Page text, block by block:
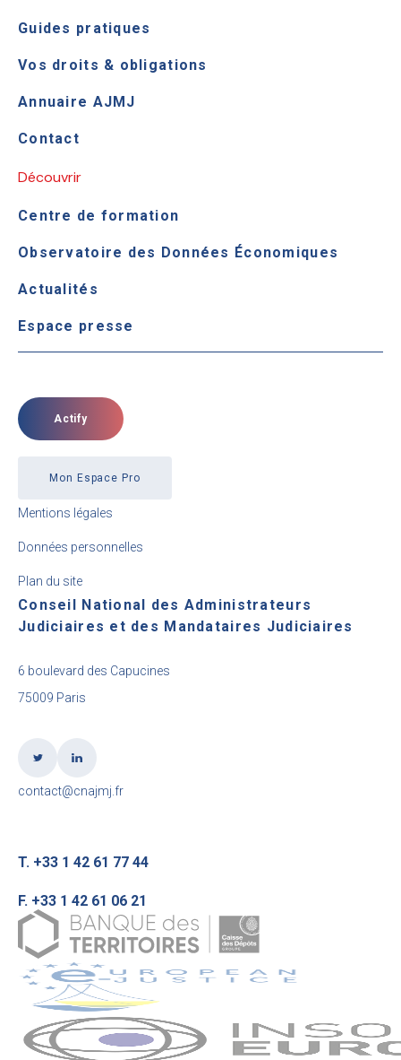
Guides pratiques
Vos droits & obligations
Annuaire AJMJ
Contact
Découvrir
Centre de formation
Observatoire des Données Économiques
Actualités
Espace presse
Actify
Mon Espace Pro
Mentions légales
Données personnelles
Plan du site
Conseil National des Administrateurs
Judiciaires et des Mandataires Judiciaires
6 boulevard des Capucines
75009 Paris
contact@cnajmj.fr
T. +33 1 42 61 77 44
F. +33 1 42 61 06 21